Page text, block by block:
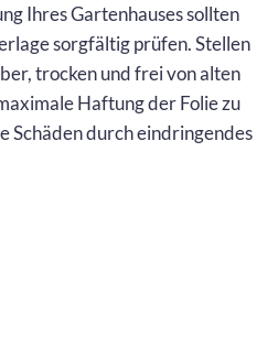
Ihres Gartenhauses sollten
sorgfältig prüfen. Stellen
trocken und frei von alten
Haftung der Folie zu
Schäden durch eindringendes